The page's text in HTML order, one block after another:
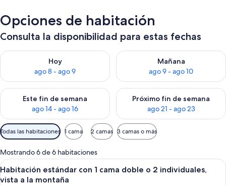
Opciones de habitación
Consulta la disponibilidad para estas fechas
Hoy
ago 8 - ago 9
Consulta la disponibilidad para hoy ago 8 - ago 9
Mañana
ago 9 - ago 10
Consulta la disponibilidad
Este fin de semana
ago 14 - ago 16
Consulta la disponibilidad para este fin de semana ago 14 -
Próximo fin de semana
ago 21 - ago 23
Consulta la disponibilidad
Filtros
disponibles
para
las
habitaciones
Todas las habitaciones 1 cama 2 camas 3 camas o más
Mostrando 6 de 6 habitaciones
Ver
todas
Habitación de hotel con una cama
7
Habitación estándar con 1 cama doble o 2 individuales,
vista a la montaña